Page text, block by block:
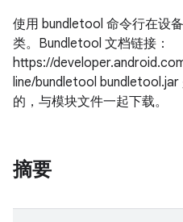
使用 bundletool 命令行在设
类。Bundletool 文档链接：
https://
line/bundletool
的，与模块文件一起下载。
摘要